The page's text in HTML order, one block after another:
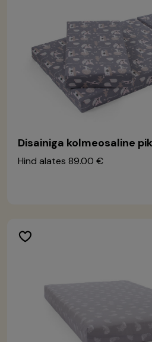
Disainiga kolmeosaline
Hind alates 89.00 €